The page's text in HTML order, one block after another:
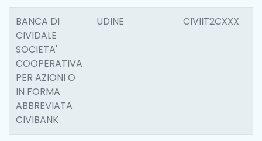
BANCA DI
CIVIDALE
SOCIETA'
COOPERATIVA
PER AZIONI O
IN FORMA
ABBREVIATA
CIVIBANK
UDINE CIVIIT2CXXX